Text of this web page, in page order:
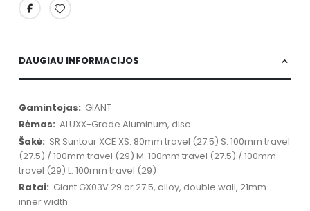
DAUGIAU INFORMACIJOS
Daugiau
informacijos
GIANT
ALUXX-Grade Aluminum, disc
SR Suntour XCE XS: 80mm travel (27.5) S: 100mm travel
(27.5) / 100mm travel (29) M: 100mm travel (27.5) / 100mm
travel (29) L: 100mm travel (29)
Giant GX03V 29 or 27.5, alloy, double wall, 21mm
inner width